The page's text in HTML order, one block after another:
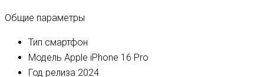
Общие параметры
Тип смартфон
Модель Apple iPhone 16 Pro
Год релиза 2024